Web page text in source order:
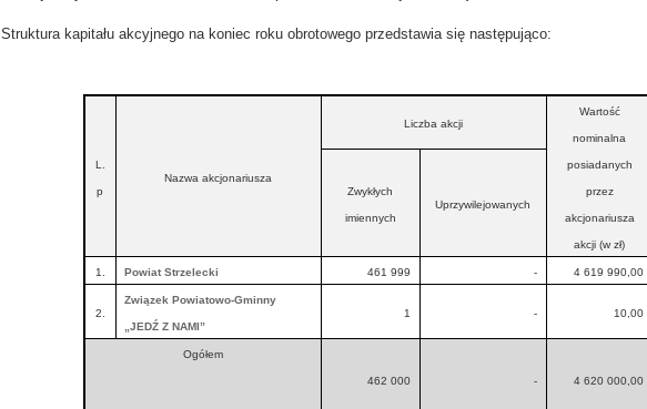
Struktura kapitału akcyjnego na koniec roku obrotowego przedstawia się następująco:
L.
p
Nazwa akcjonariusza
Liczba akcji
Wartość
nominalna
posiadanych
przez
akcjonariusza
akcji (w zł)
Zwykłych
imiennych
Uprzywilejowanych
1. Powiat Strzelecki 461 999 - 4 619 990,00
2.
Związek Powiatowo-Gminny
„JEDŹ Z NAMI”
1 - 10,00
Ogółem
462 000 - 4 620 000,00